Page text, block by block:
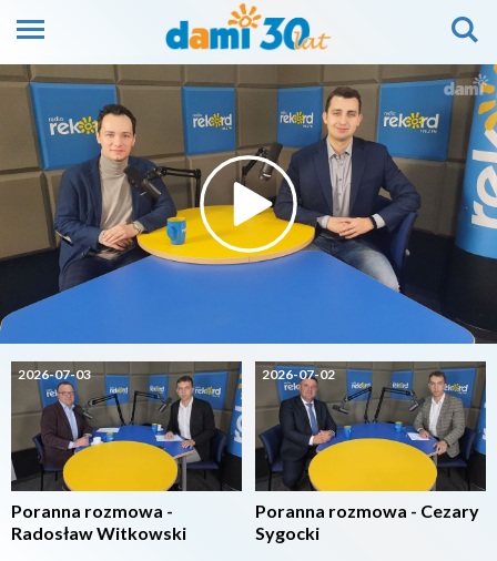
2026-07-03
Poranna rozmowa -
Radosław Witkowski
2026-07-02
Poranna rozmowa - Cezary
Sygocki